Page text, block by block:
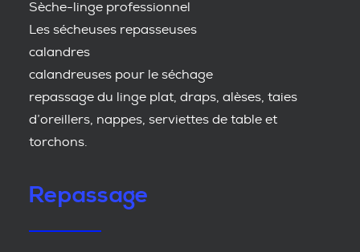
Sèche-linge professionnel
Les sécheuses repasseuses
calandres
calandreuses pour le séchage
repassage du linge plat, draps, alèses, taies
d’oreillers, nappes, serviettes de table et
torchons.
Repassage